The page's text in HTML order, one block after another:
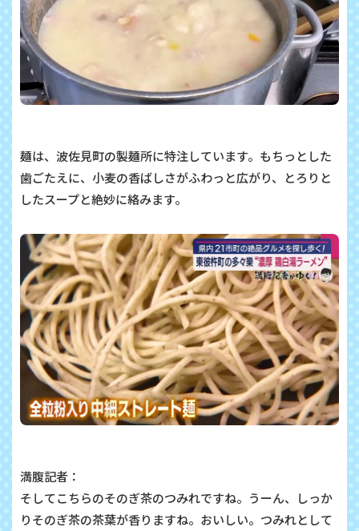
麺は、波佐見町の製麺所に特注しています。もちっとした
歯ごたえに、小麦の香ばしさがふわっと広がり、とろりと
したスープと絶妙に絡みます。
満腹記者：
そしてこちらのそのぎ茶のつみれですね。うーん、しっか
りそのぎ茶の茶葉が香りますね。おいしい。つみれとして